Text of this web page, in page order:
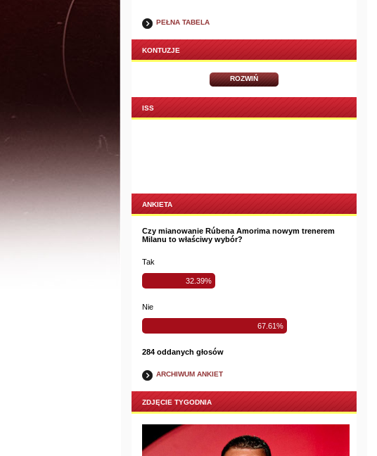
PEŁNA TABELA
KONTUZJE
ROZWIŃ
ISS
ANKIETA
Czy mianowanie Rúbena Amorima nowym trenerem
Milanu to właściwy wybór?
Tak
32.39%
Nie
67.61%
284 oddanych głosów
ARCHIWUM ANKIET
ZDJĘCIE TYGODNIA